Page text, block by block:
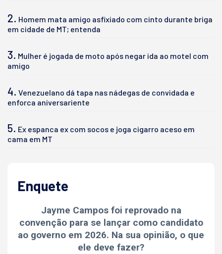
2. Homem mata amigo asfixiado com cinto durante briga
em cidade de MT; entenda
3. Mulher é jogada de moto após negar ida ao motel com
amigo
4. Venezuelano dá tapa nas nádegas de convidada e
enforca aniversariente
5. Ex espanca ex com socos e joga cigarro aceso em
cama em MT
Enquete
Jayme Campos foi reprovado na
convenção para se lançar como candidato
ao governo em 2026. Na sua opinião, o que
ele deve fazer?